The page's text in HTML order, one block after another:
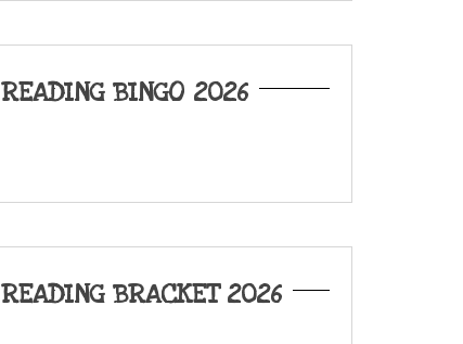
READING BINGO 2026
READING BRACKET 2026